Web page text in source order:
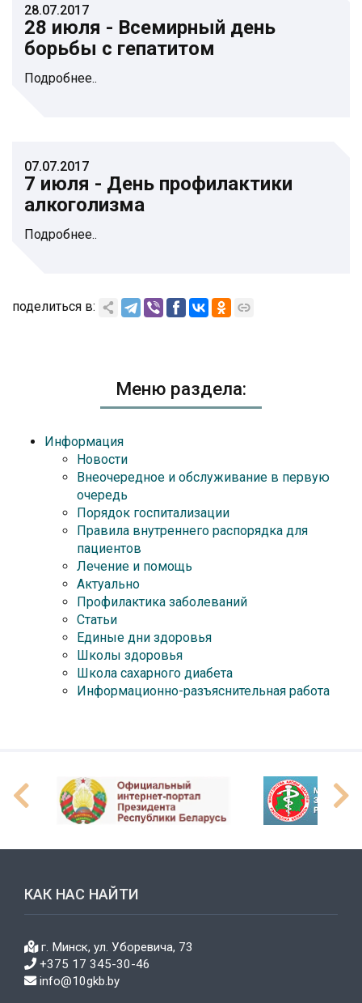
28.07.2017
28 июля - Всемирный день
борьбы с гепатитом
Подробнее..
07.07.2017
7 июля - День профилактики
алкоголизма
Подробнее..
поделиться в:
Меню раздела:
Информация
Новости
Внеочередное и обслуживание в первую
очередь
Порядок госпитализации
Правила внутреннего распорядка для
пациентов
Лечение и помощь
Актуально
Профилактика заболеваний
Статьи
Единые дни здоровья
Школы здоровья
Школа сахарного диабета
Информационно-разъяснительная работа
КАК НАС НАЙТИ
г. Минск, ул. Уборевича, 73
+375 17 345-30-46
info@10gkb.by